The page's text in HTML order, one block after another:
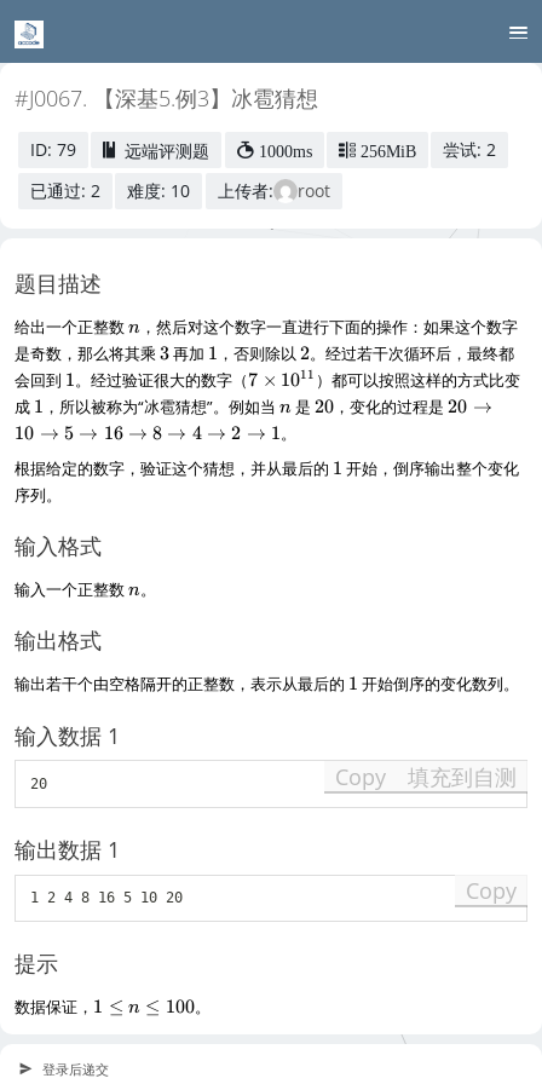
#J0067. 【深基5.例3】冰雹猜想
ID: 79 远端评测题 1000ms 256MiB
尝试: 2
已通过: 2
难度: 10 上传者: root
题目描述
给出一个正整数n
n ，然后对这个数字一直进行下面的操作：如果这个数字
是奇数，那么将其乘3
3再加 11 ，否则除以2
2。经过若干次循环后，最终都
会回到 11。经过验证很大的数字（7
\
ti
m
es
7 × 1011 ）都可以按照这样的方式比变
成 11 ，所以被称为“冰雹猜想”。例如当n
n 是2
20 ，变化的过程是2
t
o
t
o
o
4
\
20 →
10 → 5 → 16 → 8 → 4 → 2 → 1。
根据给定的数字，验证这个猜想，并从最后的 11 开始，倒序输出整个变化
序列。
输入格式
输入一个正整数n
n。
输出格式
输出若干个由空格隔开的正整数，表示从最后的 11 开始倒序的变化数列。
输入数据 1
20 Copy 填充到自测
输出数据 1
1 2 4 8 16 5 10 20 Copy
提示
数据保证， 1
e
1 ≤ n ≤ 100。
登录后递交